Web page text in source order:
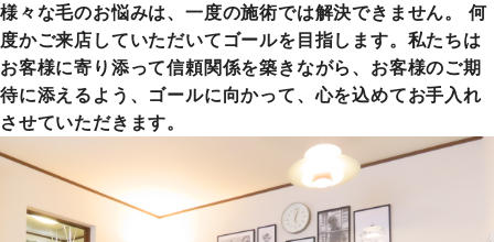
様々な毛のお悩みは、一度の施術では解決できません。 何
度かご来店していただいてゴールを目指します。私たちは
お客様に寄り添って信頼関係を築きながら、お客様のご期
待に添えるよう、ゴールに向かって、心を込めてお手入れ
させていただきます。